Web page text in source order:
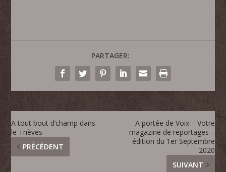
PARTAGER:
A tout bout d’champ dans
le Trièves
PRÉCÉDENT
A portée de Voix – Votre
magazine de reportages –
édition du 1er Septembre
2020
SUIVANT